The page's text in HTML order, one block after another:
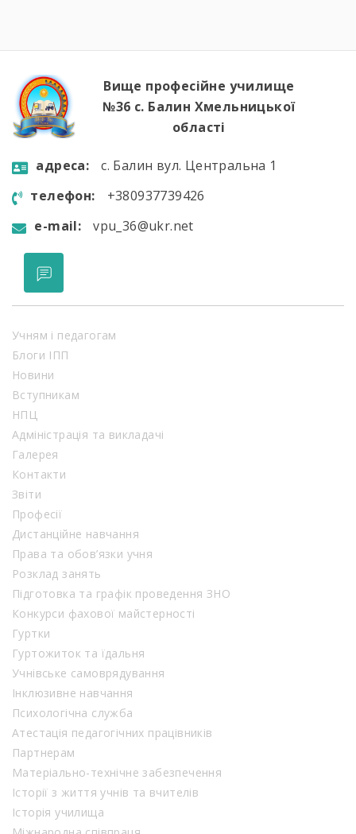
Вище професійне училище
№36 с. Балин Хмельницької
області
aдресa:
с. Балин вул. Центральна 1
телефон:
+380937739426
e-mail:
vpu_36@ukr.net
Учням і педагогам
Блоги ІПП
Новини
Вступникам
НПЦ
Адміністрація та викладачі
Галерея
Контакти
Звіти
Професії
Дистанційне навчання
Права та обов’язки учня
Розклад занять
Підготовка та графік проведення ЗНО
Конкурси фахової майстерності
Гуртки
Гуртожиток та їдальня
Учнівське самоврядування
Інклюзивне навчання
Психологічна служба
Атестація педагогічних працівників
Партнерам
Матеріально-технічне забезпечення
Історії з життя учнів та вчителів
Історія училища